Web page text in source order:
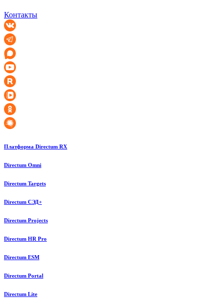
Контакты
Платформа Directum RX
Directum Omni
Directum Targets
Directum СЭД+
Directum Projects
Directum HR Pro
Directum ESM
Directum Portal
Directum Lite